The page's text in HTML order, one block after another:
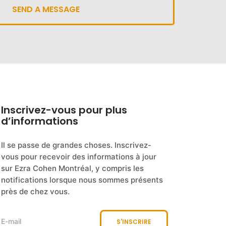
Inscrivez-vous pour plus
d’informations
Il se passe de grandes choses. Inscrivez-
vous pour recevoir des informations à jour
sur Ezra Cohen Montréal, y compris les
notifications lorsque nous sommes présents
près de chez vous.